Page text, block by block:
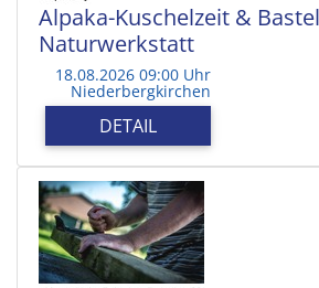
Alpaka-Kuschelzeit &
Naturwerkstatt
18.08.2026 09:00 Uhr
Niederbergkirchen
DETAIL